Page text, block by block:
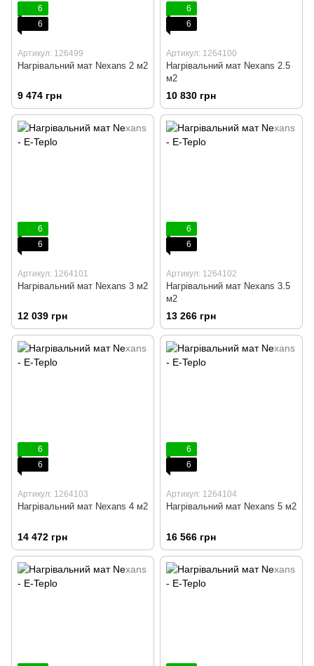
6
6
Артикул: 126499
Нагрівальний мат Nexans 2 м2
9 474 грн
6
6
Артикул: 1264100
Нагрівальний мат Nexans 2.5
м2
10 830 грн
6
6
Артикул: 1264101
Нагрівальний мат Nexans 3 м2
12 039 грн
6
6
Артикул: 1264102
Нагрівальний мат Nexans 3.5
м2
13 266 грн
6
6
Артикул: 1264103
Нагрівальний мат Nexans 4 м2
14 472 грн
6
6
Артикул: 1264104
Нагрівальний мат Nexans 5 м2
16 566 грн